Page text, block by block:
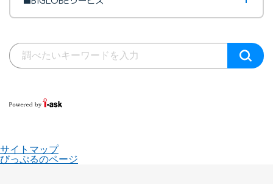
サイトマップ
びっぷるのページ